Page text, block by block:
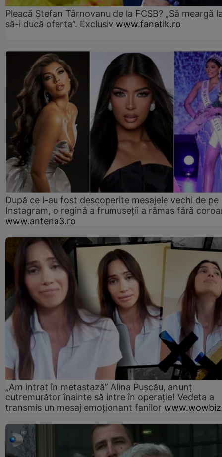
Pleacă Ștefan Târnovanu de la FCSB? „Să meargă
să-i ducă oferta”. Exclusiv www.fanatik.ro
După ce i-au fost descoperite mesajele vechi de pe
Instagram, o regină a frumuseții a rămas fără
www.antena3.ro
„Am intrat în metastază” Alina Pușcău, anunț
cutremurător înainte să intre în operație! Vedeta a
transmis un mesaj emoționant fanilor